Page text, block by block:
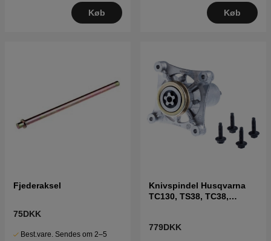
Køb Køb
Fjederaksel
75DKK
Best.vare. Sendes om 2–5
Knivspindel Husqvarna
TC130, TS38, TC38,
779DKK